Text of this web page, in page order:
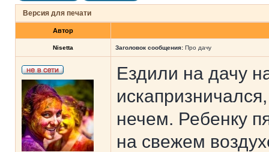
Версия для печати
Автор
Nisetta Заголовок сообщения: Про дачу
Ездили на дачу
нечем. Ребенку
на свежем